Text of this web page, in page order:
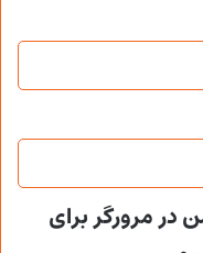
در مرورگر برای